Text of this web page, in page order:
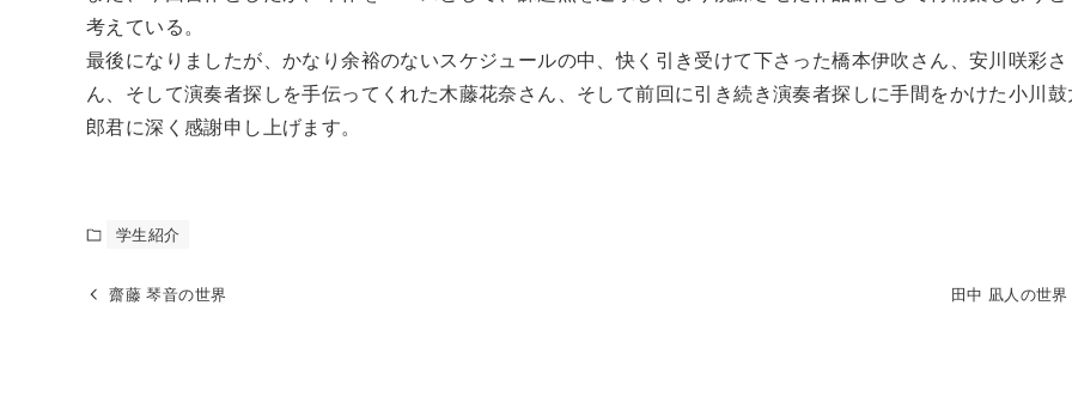
考えている。
最後になりましたが、かなり余裕のないスケジュールの中、快く引き受けて下さった橋本伊吹さん、安川咲彩さ
ん、そして演奏者探しを手伝ってくれた木藤花奈さん、そして前回に引き続き演奏者探しに手間をかけた小川
郎君に深く感謝申し上げます。
学生紹介
齋藤 琴音の世界 田中 凪人の世界